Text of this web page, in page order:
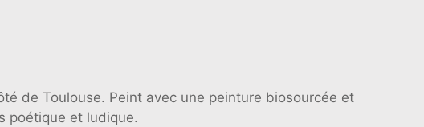
de Toulouse. Peint avec une peinture biosourcée et
poétique et ludique.